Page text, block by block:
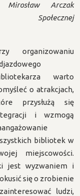
Arczak
Społecznej
organizowaniu
warto
o atrakcjach,
przysłużą się
i wzmogą
bibliotek w
miejscowości.
jest wyzwaniem i
się o zrobienie
ludzi,